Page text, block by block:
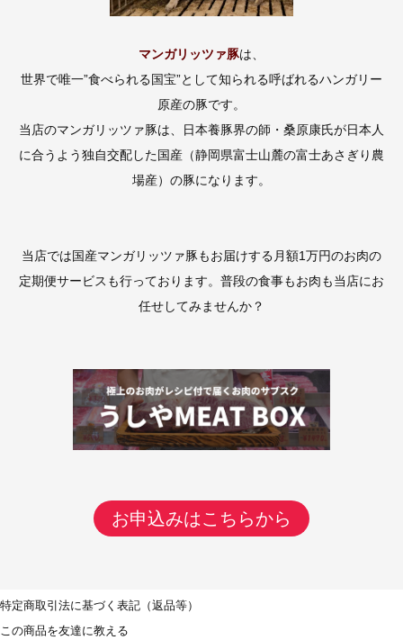
マンガリッツァ豚は、
世界で唯一”食べられる国宝”として知られる呼ばれるハンガリー
原産の豚です。
当店のマンガリッツァ豚は、日本養豚界の師・桑原康氏が日本人
に合うよう独自交配した国産（静岡県富士山麓の富士あさぎり農
場産）の豚になります。
当店では国産マンガリッツァ豚もお届けする月額1万円のお肉の
定期便サービスも行っております。普段の食事もお肉も当店にお
任せしてみませんか？
お申込みはこちらから
特定商取引法に基づく表記（返品等）
この商品を友達に教える